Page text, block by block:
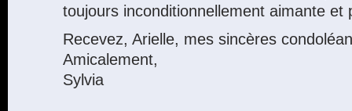
toujours inconditionnellement aimante
Recevez, Arielle, mes sincères
Amicalement,
Sylvia